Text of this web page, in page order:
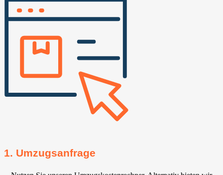
1. Umzugsanfrage